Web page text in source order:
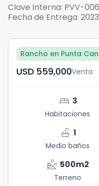
Clave Interna: PVV-
Fecha de Entrega:
Rancho en Punta
USD	559,000Venta
bed 3
Habitaciones
faucet 1
Medio baños
landslide 500m2
Terreno